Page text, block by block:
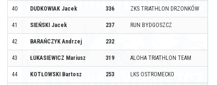
40 DUDKOWIAK Jacek 336 ZKS TRIATHLON DRZONKÓW
41 SIEŃSKI Jacek 237 RUN BYDGOSZCZ
42 BARAŃCZYK Andrzej 232
43 ŁUKASIEWICZ Mariusz 319 ALOHA TRIATHLON TEAM
44 KOTŁOWSKI Bartosz 253 LKS OSTROMECKO